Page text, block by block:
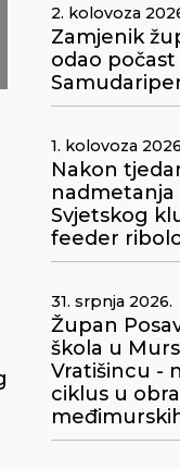
2. kolovoza
Zamjenik
odao
1. kolovoza
Nakon
Svjetskog
feeder
31. srpnja 2026.
Župan
škola u
Vratišincu -
ciklus u